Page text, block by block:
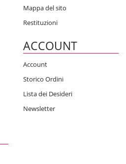
Mappa del sito
Restituzioni
ACCOUNT
Account
Storico Ordini
Lista dei Desideri
Newsletter